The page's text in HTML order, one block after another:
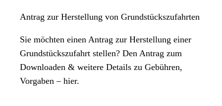
Antrag zur Herstellung von Grundstückszufahrten
Sie möchten einen Antrag zur Herstellung einer
Grundstückszufahrt stellen? Den Antrag zum
Downloaden & weitere Details zu Gebühren,
Vorgaben – hier.